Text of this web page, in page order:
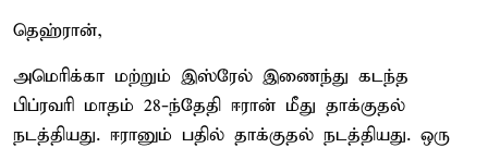
தெஹ்ரான்,
அமெரிக்கா மற்றும் இஸ்ரேல் இணைந்து கடந்த
பிப்ரவரி மாதம் 28-ந்தேதி ஈரான் மீது தாக்குதல்
நடத்தியது. ஈரானும் பதில் தாக்குதல் நடத்தியது. ஒரு